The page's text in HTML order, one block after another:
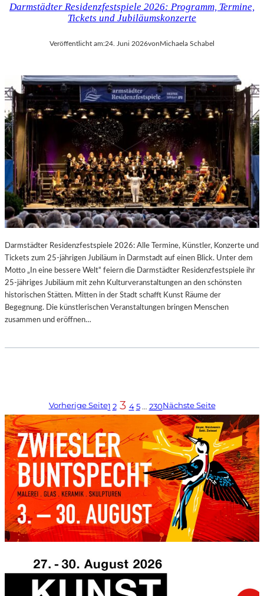
Darmstädter Residenzfestspiele 2026: Programm, Termine,
Tickets und Jubiläumskonzerte
Veröffentlicht am:24. Juni 2026vonMichaela Schabel
Darmstädter Residenzfestspiele 2026: Alle Termine, Künstler, Konzerte und
Tickets zum 25-jährigen Jubiläum in Darmstadt auf einen Blick. Unter dem
Motto „In eine bessere Welt“ feiern die Darmstädter Residenzfestspiele ihr
25-jähriges Jubiläum mit zehn Kulturveranstaltungen an den schönsten
historischen Stätten. Mitten in der Stadt schafft Kunst Räume der
Begegnung. Die künstlerischen Veranstaltungen bringen Menschen
zusammen und eröffnen…
Vorherige Seite1 2 3 4 5 … 230Nächste Seite